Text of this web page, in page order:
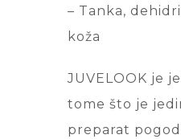
– Tanka,
koža
JUVELOOK je
tome što je
preparat